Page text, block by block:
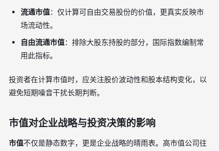
流通市值：仅计算可自由交易股份的价值，更真实反映市
场流动性。
自由流通市值：排除大股东持股的部分，国际指数编制常
用此指标。
投资者在计算市值时，应关注股价波动性和股本结构变化，以
避免短期噪音干扰长期判断。
市值对企业战略与投资决策的影响
市值不仅是静态数字，更是企业战略的晴雨表。高市值公司往